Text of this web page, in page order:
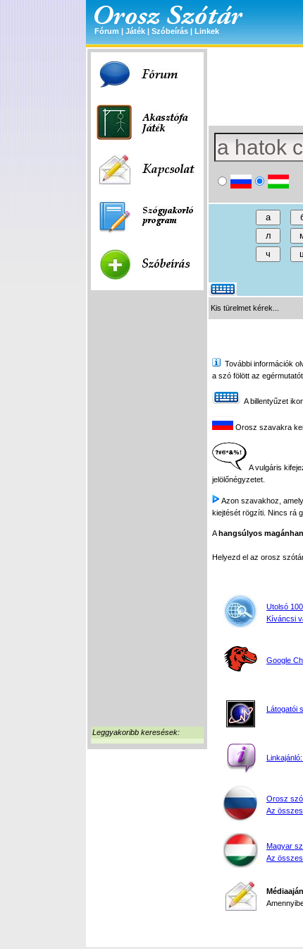
Fórum | Játék | Szóbeírás | Linkek
Leggyakoribb keresések:
Kis türelmet kérek...
További információk
a szó fölött az
A billentyűzet
Orosz szavakra
A vulgáris
jelölőnégyzetet.
Azon szavakhoz,
kiejtését rögzíti. Nincs rá
Ahangsúlyos
Helyezd el az orosz
Utolsó
Kíváncsi
Google
Látogatói
Orosz
Az
Magyar
Az